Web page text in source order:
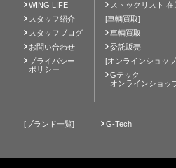
WING LIFE
スタッフ紹介
スタッフブログ
お問い合わせ
プライバシー
ポリシー
ストックリスト 在
[車輌買取]
車輌買取
委託販売
[オンラインショッ
Gテック
オンラインショッ
[ブランド一覧] G-Tech